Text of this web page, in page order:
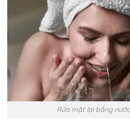
Rửa mặt lại bằng